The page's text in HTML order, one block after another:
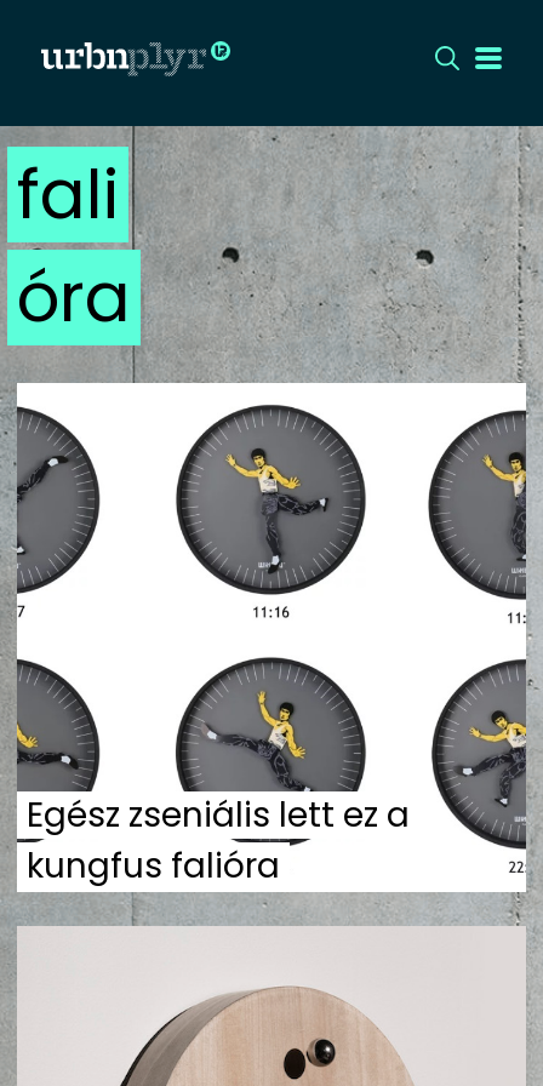
CÍMLAP
DIZÁJN
DIVAT
HIP
KULT
UTCA
ZENE
MÉDIAAJÁNLAT
PR-ARCHÍVUM
ADATKEZELÉSI TÁJÉKOZTATÓ
fali
óra
Egész zseniális lett ez a
kungfus falióra